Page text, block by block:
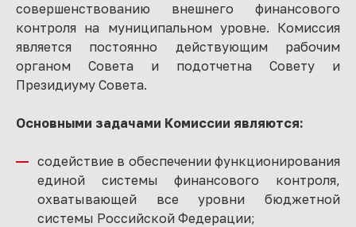
совершенствованию внешнего финансового
контроля на муниципальном уровне. Комиссия
является постоянно действующим рабочим
органом Совета и подотчетна Совету и
Президиуму Совета.
Основными задачами Комиссии являются:
содействие в обеспечении функционирования
единой системы финансового контроля,
охватывающей все уровни бюджетной
системы Российской Федерации;